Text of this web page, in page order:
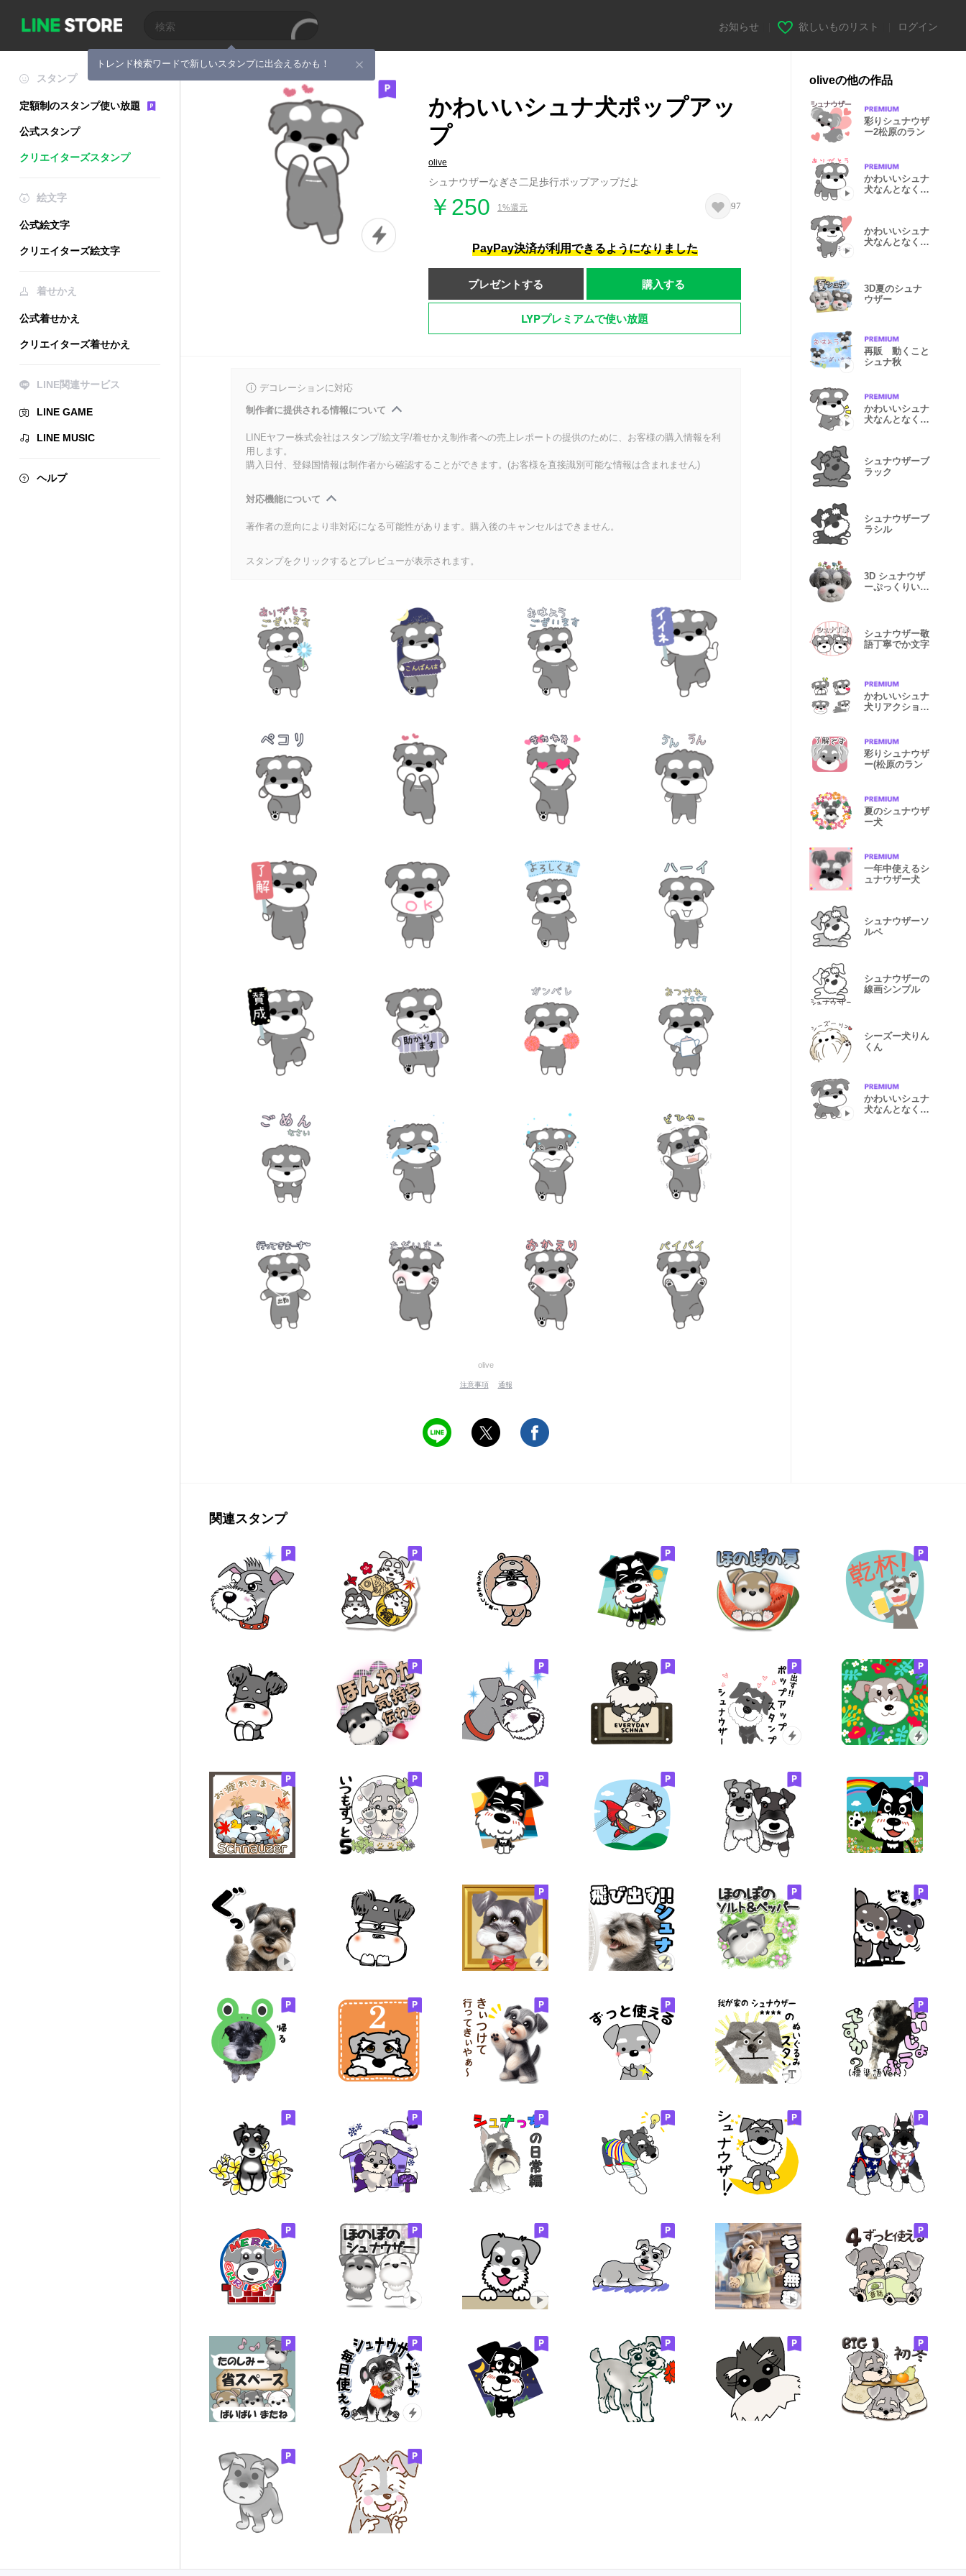
トレンド検索ワードで新しいスタンプに出会えるかも！
お知らせ 欲しいものリスト ログイン
スタンプ
定額制のスタンプ使い放題
公式スタンプ
クリエイターズスタンプ
絵文字
公式絵文字
クリエイターズ絵文字
着せかえ
公式着せかえ
クリエイターズ着せかえ
LINE関連サービス
LINE GAME
LINE MUSIC
ヘルプ
かわいいシュナ犬ポップアッ
プ
olive
シュナウザーなぎさ二足歩行ポップアップだよ
￥250 1%還元 97
PayPay決済が利用できるようになりました
プレゼントする 購入する
LYPプレミアムで使い放題
デコレーションに対応
制作者に提供される情報について
LINEヤフー株式会社はスタンプ/絵文字/着せかえ制作者への売上レポートの提供のために、お客様の購入情報を利
用します。
購入日付、登録国情報は制作者から確認することができます。(お客様を直接識別可能な情報は含まれません)
対応機能について
著作者の意向により非対応になる可能性があります。購入後のキャンセルはできません。
スタンプをクリックするとプレビューが表示されます。
olive
注意事項 通報
oliveの他の作品
彩りシュナウザ
ー2松原のラン
かわいいシュナ
犬なんとなく動
かわいいシュナ
犬なんとなく動
3D夏のシュナ
ウザー
再販 動くこと
シュナ秋
かわいいシュナ
犬なんとなく動
シュナウザーブ
ラック
シュナウザーブ
ラシル
3D シュナウザ
ーぷっくりいろ
シュナウザー敬
語丁寧でか文字
かわいいシュナ
犬リアクション
彩りシュナウザ
ー(松原のラン
夏のシュナウザ
ー犬
一年中使えるシ
ュナウザー犬
シュナウザーソ
ルペ
シュナウザーの
線画シンプル
シーズー犬りん
くん
かわいいシュナ
犬なんとなく動
関連スタンプ